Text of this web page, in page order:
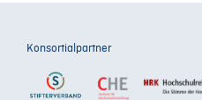
Konsortialpartner